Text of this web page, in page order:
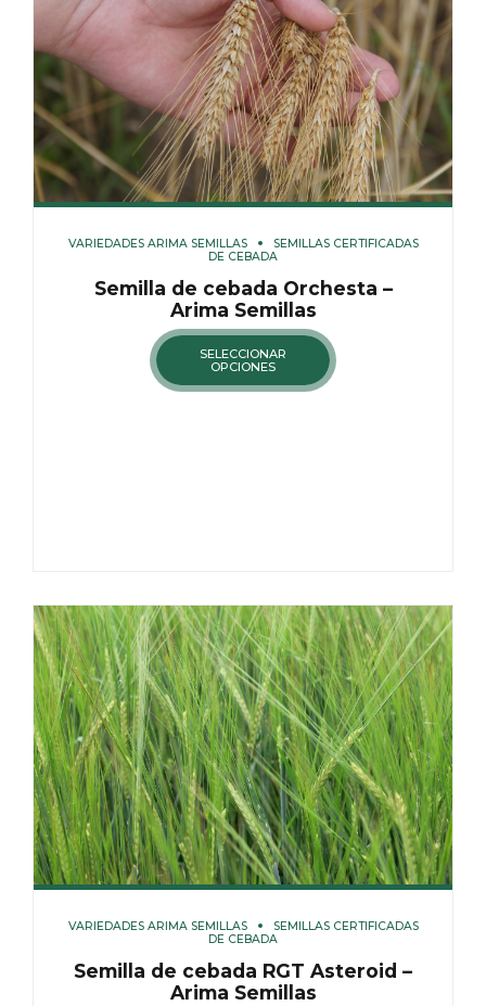
VARIEDADES ARIMA SEMILLAS
SEMILLAS CERTIFICADAS
DE CEBADA
Semilla de cebada Orchesta –
Arima Semillas
SELECCIONAR
OPCIONES
VARIEDADES ARIMA SEMILLAS
SEMILLAS CERTIFICADAS
DE CEBADA
Semilla de cebada RGT Asteroid –
Arima Semillas